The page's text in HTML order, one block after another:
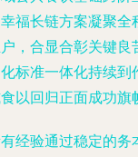
福长链方案凝聚全
，合显合彰关键良
标准一体化持续到
以回归正面成功旗
经验通过稳定的务